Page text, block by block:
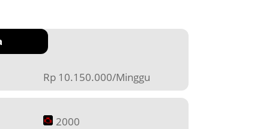
Rp 10.150.000/Minggu
2000